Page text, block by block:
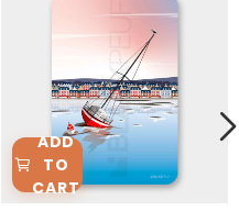
ADD
TO
CART